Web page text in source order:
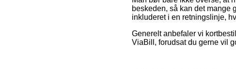
beskeden, så kan det
inkluderet i en retningslinje,
Generelt anbefaler vi
ViaBill, forudsat du gerne vil